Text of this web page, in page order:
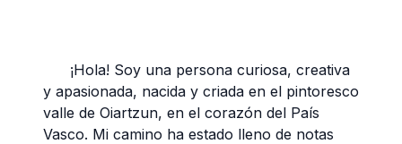
¡Hola! Soy una persona curiosa, creativa
y apasionada, nacida y criada en el pintoresco
valle de Oiartzun, en el corazón del País
Vasco. Mi camino ha estado lleno de notas